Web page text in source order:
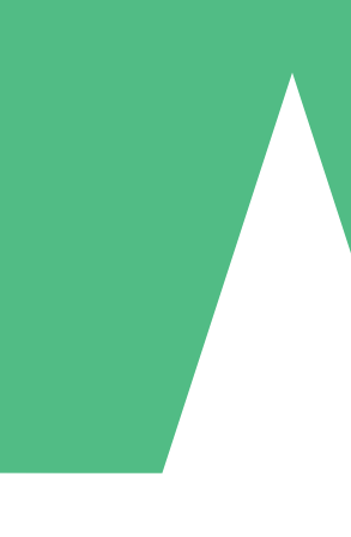
Individuella
per användning med nedladdningskrediter.
5 Nedladdningar
US$